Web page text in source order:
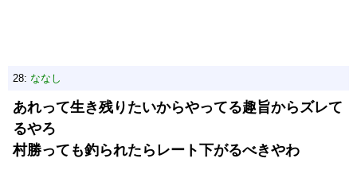
28: ななし
あれって生き残りたいからやってる趣旨からズレて
るやろ
村勝っても釣られたらレート下がるべきやわ